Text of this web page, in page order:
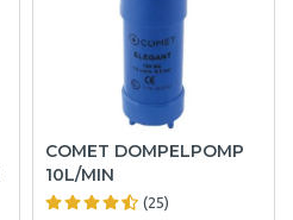
COMET DOMPELPOMP
10L/MIN
(25)